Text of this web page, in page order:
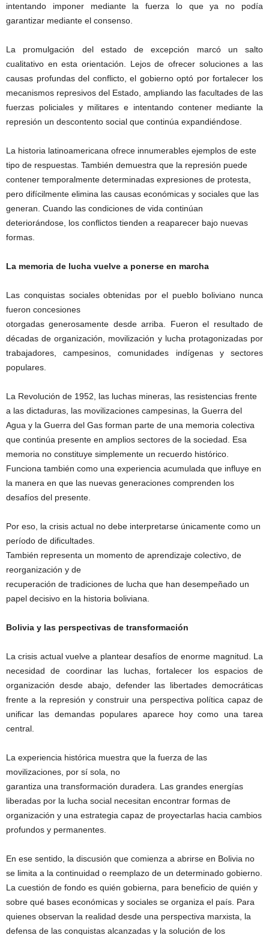
intentando imponer mediante la fuerza lo que ya no podía
garantizar mediante el consenso.
La promulgación del estado de excepción marcó un salto
cualitativo en esta orientación. Lejos de ofrecer soluciones a las
causas profundas del conflicto, el gobierno optó por fortalecer los
mecanismos represivos del Estado, ampliando las facultades de las
fuerzas policiales y militares e intentando contener mediante la
represión un descontento social que continúa expandiéndose.
La historia latinoamericana ofrece innumerables ejemplos de este
tipo de respuestas. También demuestra que la represión puede
contener temporalmente determinadas expresiones de protesta,
pero difícilmente elimina las causas económicas y sociales que las
generan. Cuando las condiciones de vida continúan
deteriorándose, los conflictos tienden a reaparecer bajo nuevas
formas.
La memoria de lucha vuelve a ponerse en marcha
Las conquistas sociales obtenidas por el pueblo boliviano nunca
fueron concesiones
otorgadas generosamente desde arriba. Fueron el resultado de
décadas de organización, movilización y lucha protagonizadas por
trabajadores, campesinos, comunidades indígenas y sectores
populares.
La Revolución de 1952, las luchas mineras, las resistencias frente
a las dictaduras, las movilizaciones campesinas, la Guerra del
Agua y la Guerra del Gas forman parte de una memoria colectiva
que continúa presente en amplios sectores de la sociedad. Esa
memoria no constituye simplemente un recuerdo histórico.
Funciona también como una experiencia acumulada que influye en
la manera en que las nuevas generaciones comprenden los
desafíos del presente.
Por eso, la crisis actual no debe interpretarse únicamente como un
período de dificultades.
También representa un momento de aprendizaje colectivo, de
reorganización y de
recuperación de tradiciones de lucha que han desempeñado un
papel decisivo en la historia boliviana.
Bolivia y las perspectivas de transformación
La crisis actual vuelve a plantear desafíos de enorme magnitud. La
necesidad de coordinar las luchas, fortalecer los espacios de
organización desde abajo, defender las libertades democráticas
frente a la represión y construir una perspectiva política capaz de
unificar las demandas populares aparece hoy como una tarea
central.
La experiencia histórica muestra que la fuerza de las
movilizaciones, por sí sola, no
garantiza una transformación duradera. Las grandes energías
liberadas por la lucha social necesitan encontrar formas de
organización y una estrategia capaz de proyectarlas hacia cambios
profundos y permanentes.
En ese sentido, la discusión que comienza a abrirse en Bolivia no
se limita a la continuidad o reemplazo de un determinado gobierno.
La cuestión de fondo es quién gobierna, para beneficio de quién y
sobre qué bases económicas y sociales se organiza el país. Para
quienes observan la realidad desde una perspectiva marxista, la
defensa de las conquistas alcanzadas y la solución de los